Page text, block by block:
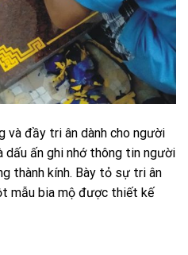
và đầy tri ân dành cho người
dấu ấn ghi nhớ thông tin người
thành kính. Bày tỏ sự tri ân
mẫu bia mộ được thiết kế